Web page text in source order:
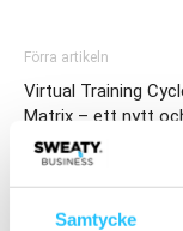
Samtycke
Förra artikeln
Virtual Training
Matrix – ett nytt
engagerande
varje träning